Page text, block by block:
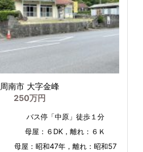
周南市 大字金峰
250万円
バス停「中原」徒歩１分
母屋：６DK，離れ：６Ｋ
母屋：昭和47年，離れ：昭和57